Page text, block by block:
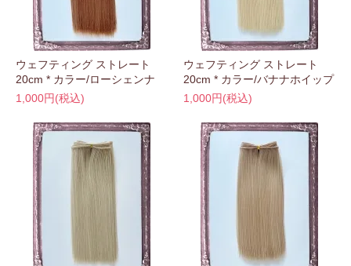
ウェフティング ストレート
20cm * カラー/ローシェンナ
1,000円(税込)
ウェフティング ストレート
20cm * カラー/バナナホイップ
1,000円(税込)